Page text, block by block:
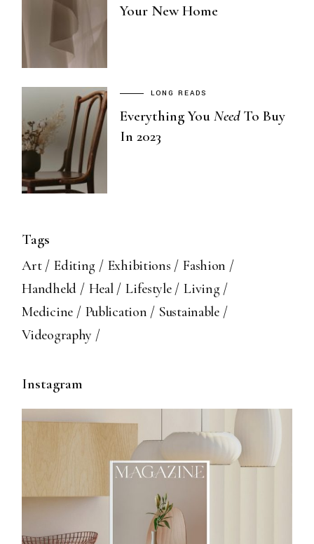
Your New Home
LONG READS
Everything YouNeedTo Buy
In 2023
Tags
Art Editing Exhibitions
Fashion
Handheld
Heal Lifestyle
Living
Medicine
Publication
Sustainable
Videography
Instagram